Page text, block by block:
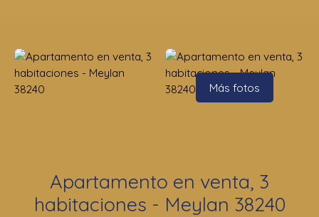
Estimación
Más fotos
Apartamento en venta, 3
habitaciones - Meylan 38240